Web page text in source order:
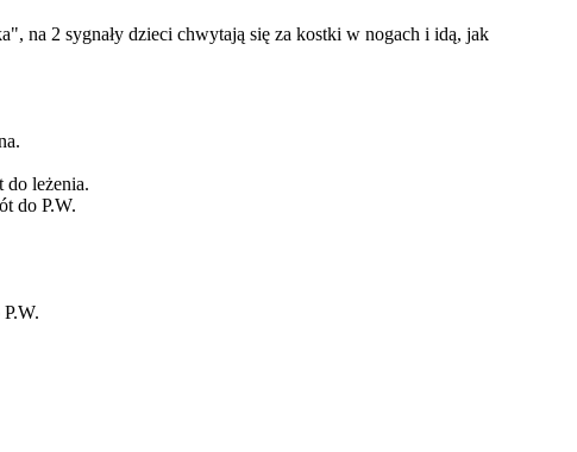
na 2 sygnały dzieci chwytają się za kostki w nogach i idą, jak
do leżenia.
do P.W.